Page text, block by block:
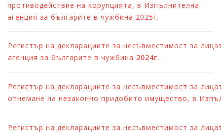
противодействие на корупцията, в Изпълнителна
агенция за българите в чужбина 2025г.
Регистър на декларациите за несъвместимост за
агенция за българите в чужбина 2024г.
Регистър на декларациите за несъвместимост за
отнемане на незаконно придобито имущество, в
Регистър на декларациите за несъвместимост за